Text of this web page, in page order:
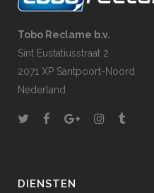
Tobo Reclame b.v.
Sint Eustatiusstraat 2
2071 XP Santpoort-Noord
Nederland
DIENSTEN